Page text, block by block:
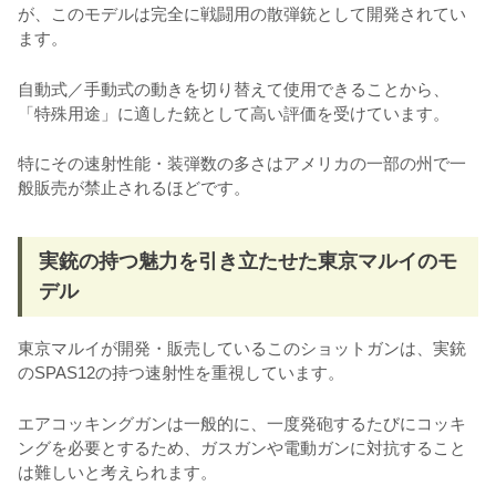
が、このモデルは完全に戦闘用の散弾銃として開発されてい
ます。
自動式／手動式の動きを切り替えて使用できることから、
「特殊用途」に適した銃として高い評価を受けています。
特にその速射性能・装弾数の多さはアメリカの一部の州で一
般販売が禁止されるほどです。
実銃の持つ魅力を引き立たせた東京マルイのモ
デル
東京マルイが開発・販売しているこのショットガンは、実銃
のSPAS12の持つ速射性を重視しています。
エアコッキングガンは一般的に、一度発砲するたびにコッキ
ングを必要とするため、ガスガンや電動ガンに対抗すること
は難しいと考えられます。